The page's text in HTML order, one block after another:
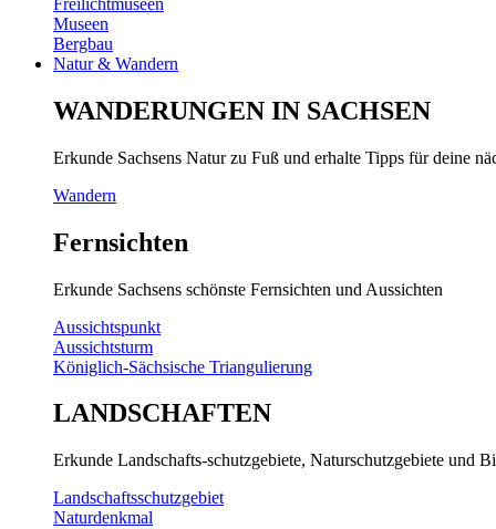
Freilichtmuseen
Museen
Bergbau
Natur & Wandern
WANDERUNGEN IN SACHSEN
Erkunde Sachsens Natur zu Fuß und erhalte Tipps für deine
Wandern
Fernsichten
Erkunde Sachsens schönste Fernsichten und Aussichten
Aussichtspunkt
Aussichtsturm
Königlich-Sächsische Triangulierung
LANDSCHAFTEN
Erkunde Landschafts-schutzgebiete, Naturschutzgebiete und
Landschaftsschutzgebiet
Naturdenkmal